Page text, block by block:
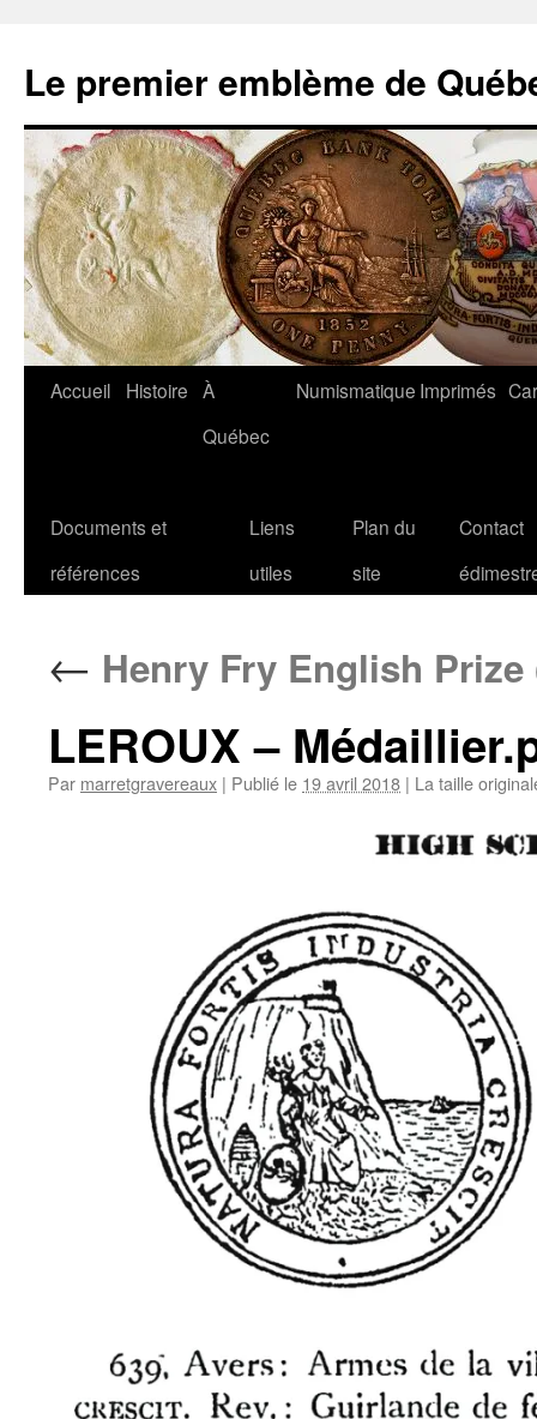
contenu
Le premier emblème de
Accueil Histoire À
Québec
Numismatique Imprimés
Documents et
références
Liens
utiles
Plan du
site
Contact
← Henry Fry English Prize
LEROUX –
Par marretgravereaux | Publié le 19 avril 2018 | La taille